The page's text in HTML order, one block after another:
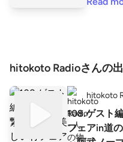
@hitokoto_radio ▼連絡
l.com ▼番組ハッシュタグ #ヒトコトラジオ
年、北海
ェフであ
ェフ。 👤内田将大（うちだ まさひろ） 1990
年、東
hitokoto Radioさんの
hitokoto
108.ゲスト
フェアin道